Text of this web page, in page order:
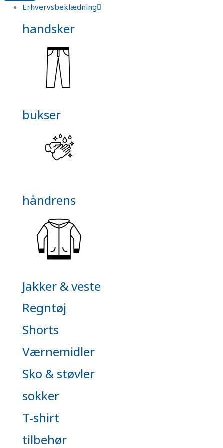
Erhvervsbeklædning
handsker
bukser
håndrens
Jakker & veste
Regntøj
Shorts
Værnemidler
Sko & støvler
sokker
T-shirt
tilbehør